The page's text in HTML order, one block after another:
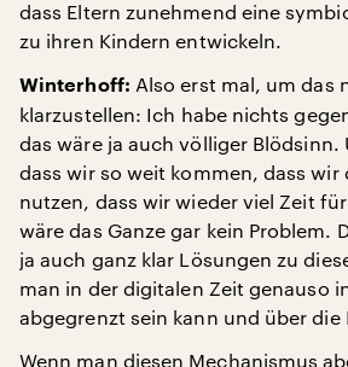
dass Eltern zunehmend eine
zu ihren Kindern entwickeln.
Winterhoff: Also erst mal, um das
klarzustellen: Ich habe nichts
das wäre ja auch völliger Blödsinn.
dass wir so weit kommen, dass wir
nutzen, dass wir wieder viel Zeit
wäre das Ganze gar kein Problem.
ja auch ganz klar Lösungen zu
man in der digitalen Zeit genauso
abgegrenzt sein kann und über
Wenn man diesen Mechanismus